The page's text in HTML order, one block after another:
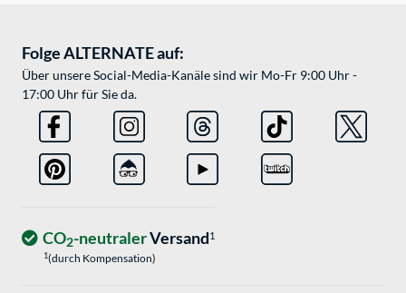
Folge ALTERNATE auf:
Über unsere Social-Media-Kanäle sind wir Mo-Fr 9:00 Uhr -
17:00 Uhr für Sie da.
CO2-neutralerVersand1
1(durch Kompensation)